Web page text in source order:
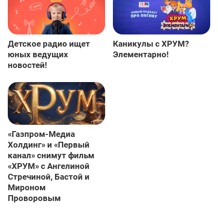
Детское радио ищет
юных ведущих
новостей!
Каникулы с ХРУМ?
Элементарно!
«Газпром-Медиа
Холдинг» и «Первый
канал» снимут фильм
«ХРУМ» с Ангелиной
Стречиной, Бастой и
Мироном
Проворовым